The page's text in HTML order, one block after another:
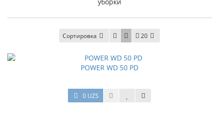
Сортировка 20
POWER WD 50 PD
0 UZS